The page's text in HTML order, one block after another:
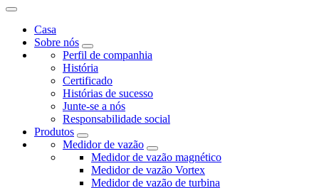
Casa
Sobre nós
Perfil de companhia
História
Certificado
Histórias de sucesso
Junte-se a nós
Responsabilidade social
Produtos
Medidor de vazão
Medidor de vazão magnético
Medidor de vazão Vortex
Medidor de vazão de turbina